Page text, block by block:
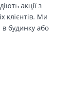
акції з
клієнтів. Ми
будинку або